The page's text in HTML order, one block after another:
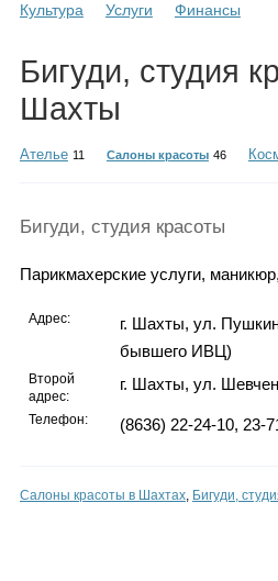
Культура
Услуги Финансы
Бигуди, студия
Шахты
Ателье 11 Салоны красоты 46
Бигуди, студия красоты
Парикмахерские услуги,
Адрес:
г. Шахты, ул.
бывшего ИВЦ)
Второй
адрес:
г. Шахты, ул.
Телефон: (8636) 22-24-10, 23-
Салоны красоты в Шахтах, Бигуди,